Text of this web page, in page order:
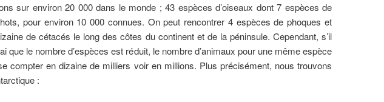
sur environ 20 000 dans le monde ; 43 espèces d’oiseaux dont 7 espèces de
pour environ 10 000 connues. On peut rencontrer 4 espèces de phoques et
de cétacés le long des côtes du continent et de la péninsule. Cependant, s’il
que le nombre d’espèces est réduit, le nombre d’animaux pour une même espèce
compter en dizaine de milliers voir en millions. Plus précisément, nous trouvons
: